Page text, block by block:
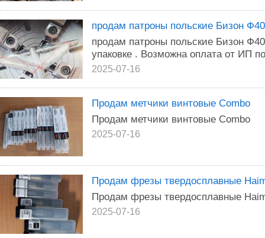
продам патроны польские Бизон
продам патроны польские Бизон
упаковке . Возможна оплата от ИП
2025-07-16
Продам метчики винтовые Combo
Продам метчики винтовые Combo
2025-07-16
Продам фрезы твердосплавные
Продам фрезы твердосплавные
2025-07-16